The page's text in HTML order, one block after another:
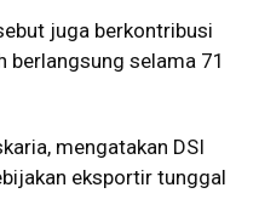
juga berkontribusi
berlangsung selama 71
mengatakan DSI
eksportir tunggal